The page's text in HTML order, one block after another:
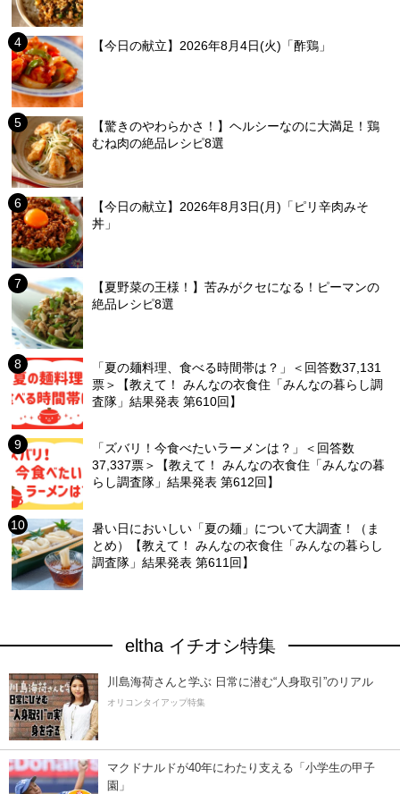
【今日の献立】2026年8月4日(火)「酢鶏」
【驚きのやわらかさ！】ヘルシーなのに大満足！鶏
むね肉の絶品レシピ8選
【今日の献立】2026年8月3日(月)「ピリ辛肉みそ
丼」
【夏野菜の王様！】苦みがクセになる！ピーマンの
絶品レシピ8選
「夏の麺料理、食べる時間帯は？」＜回答数37,131
票＞【教えて！ みんなの衣食住「みんなの暮らし調
査隊」結果発表 第610回】
「ズバリ！今食べたいラーメンは？」＜回答数
37,337票＞【教えて！ みんなの衣食住「みんなの暮
らし調査隊」結果発表 第612回】
暑い日においしい「夏の麺」について大調査！（ま
とめ）【教えて！ みんなの衣食住「みんなの暮らし
調査隊」結果発表 第611回】
eltha イチオシ特集
川島海荷さんと学ぶ 日常に潜む“人身取引”のリアル
オリコンタイアップ特集
マクドナルドが40年にわたり支える「小学生の甲子
園」